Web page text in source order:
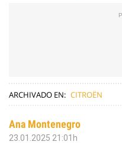
ARCHIVADO EN: CITROËN
Ana Montenegro
23.01.2025 21:01h